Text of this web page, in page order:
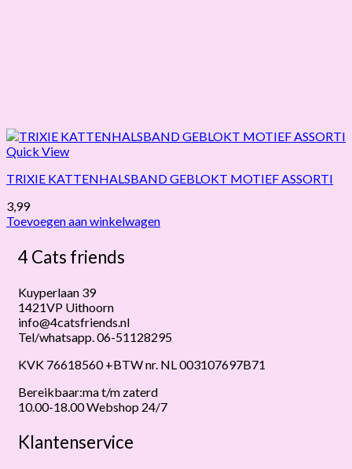
Quick View
TRIXIE KATTENHALSBAND GEBLOKT MOTIEF ASSORTI
3,99
Toevoegen aan winkelwagen
4 Cats friends
Kuyperlaan 39
1421VP Uithoorn
info@4catsfriends.nl
Tel/whatsapp. 06-51128295
KVK 76618560 +BTW nr. NL 003107697B71
Bereikbaar:ma t/m zaterd
10.00-18.00 Webshop 24/7
Klantenservice